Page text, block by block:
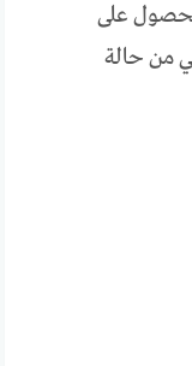
على
من حالة